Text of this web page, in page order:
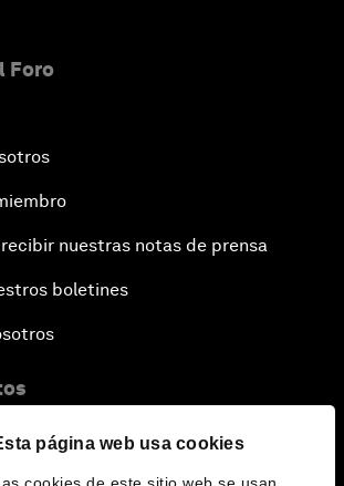
página web usa cookies
Foro
nuestras notas de prensa
boletines
el Foro